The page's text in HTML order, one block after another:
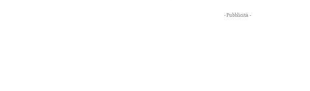
- Pubblicità -